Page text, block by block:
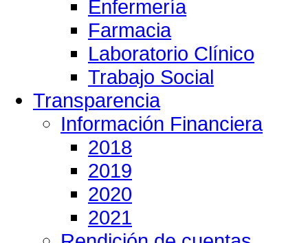
Enfermería
Farmacia
Laboratorio Clínico
Trabajo Social
Transparencia
Información Financiera
2018
2019
2020
2021